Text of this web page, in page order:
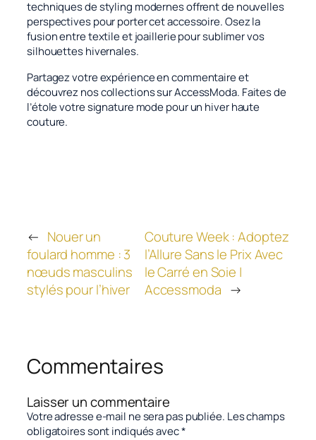
techniques de styling modernes offrent de nouvelles
perspectives pour porter cet accessoire. Osez la
fusion entre textile et joaillerie pour sublimer vos
silhouettes hivernales.
Partagez votre expérience en commentaire et
découvrez nos collections sur AccessModa. Faites de
l’étole votre signature mode pour un hiver haute
couture.
← Nouer un
foulard homme : 3
nœuds masculins
stylés pour l’hiver
Couture Week : Adoptez
l’Allure Sans le Prix Avec
le Carré en Soie |
Accessmoda →
Commentaires
Laisser un commentaire
Votre adresse e-mail ne sera pas publiée. Les champs
obligatoires sont indiqués avec*